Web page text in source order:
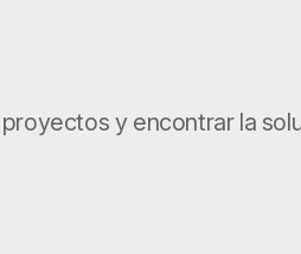
y encontrar la